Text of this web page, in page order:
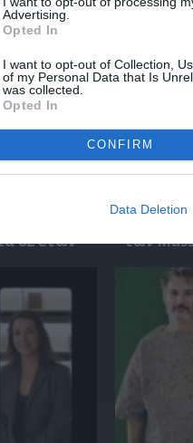
Advertising.
Opted In
I want to opt-out of Collection,
of my Personal Data that Is
was collected.
Opted In
CONFIRM
Data Deletion
της
82 ετών
των